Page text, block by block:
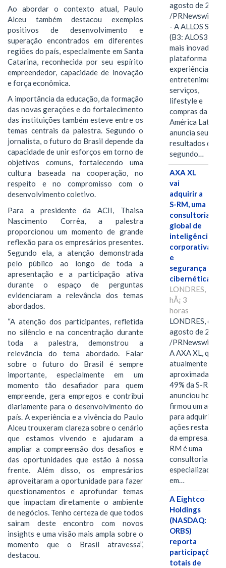
Ao abordar o contexto atual, Paulo
Alceu também destacou exemplos
positivos de desenvolvimento e
superação encontrados em diferentes
regiões do país, especialmente em Santa
Catarina, reconhecida por seu espírito
empreendedor, capacidade de inovação
e força econômica.
A importância da educação, da formação
das novas gerações e do fortalecimento
das instituições também esteve entre os
temas centrais da palestra. Segundo o
jornalista, o futuro do Brasil depende da
capacidade de unir esforços em torno de
objetivos comuns, fortalecendo uma
cultura baseada na cooperação, no
respeito e no compromisso com o
desenvolvimento coletivo.
Para a presidente da ACII, Thaisa
Nascimento Corrêa, a palestra
proporcionou um momento de grande
reflexão para os empresários presentes.
Segundo ela, a atenção demonstrada
pelo público ao longo de toda a
apresentação e a participação ativa
durante o espaço de perguntas
evidenciaram a relevância dos temas
abordados.
“A atenção dos participantes, refletida
no silêncio e na concentração durante
toda a palestra, demonstrou a
relevância do tema abordado. Falar
sobre o futuro do Brasil é sempre
importante, especialmente em um
momento tão desafiador para quem
empreende, gera empregos e contribui
diariamente para o desenvolvimento do
país. A experiência e a vivência do Paulo
Alceu trouxeram clareza sobre o cenário
que estamos vivendo e ajudaram a
ampliar a compreensão dos desafios e
das oportunidades que estão à nossa
frente. Além disso, os empresários
aproveitaram a oportunidade para fazer
questionamentos e aprofundar temas
que impactam diretamente o ambiente
de negócios. Tenho certeza de que todos
sairam deste encontro com novos
insights e uma visão mais ampla sobre o
momento que o Brasil atravessa”,
destacou.
agosto de 2026
/PRNewswire/ -
- A ALLOS S.A.
(B3: ALOS3), a
mais inovadora
plataforma de
experiências,
entretenimento,
serviços,
lifestyle e
compras da
América Latina
anuncia seus
resultados do
segundo…
AXA XL
vai
adquirir a
S-RM, uma
consultoria
global de
inteligência
corporativa
e
segurança
cibernética
LONDRES,
hÃ¡ 3
horas
LONDRES, 6 de
agosto de 2026
/PRNewswire/ --
A AXA XL, que
atualmente
49% da S-RM,
anunciou hoje
firmou um
para adquirir as
ações restantes
da empresa. A S-
RM é uma
consultoria
especializada
em…
A Eightco
Holdings
(NASDAQ:
ORBS)
reporta
participações
totais de